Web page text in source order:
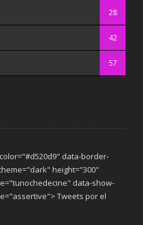
28
42
57
data-border-
height="300"
data-show-
Tweets por el